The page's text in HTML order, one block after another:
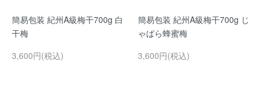
簡易包装 紀州A級梅干700g 白
干梅
3,600円(税込)
簡易包装 紀州A級梅干700g じ
ゃばら蜂蜜梅
3,600円(税込)